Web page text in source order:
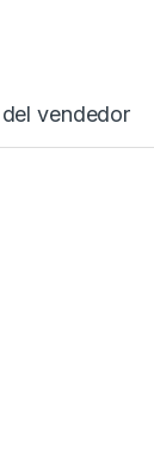
vendedor